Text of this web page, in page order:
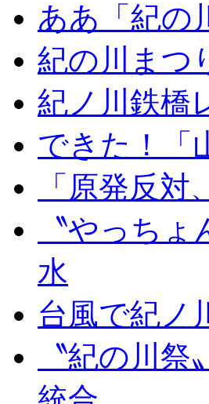
ああ「紀の
紀の川まつ
紀ノ川鉄橋
できた！「
「原発反
〝やっち
水
台風で紀ノ
〝紀の川